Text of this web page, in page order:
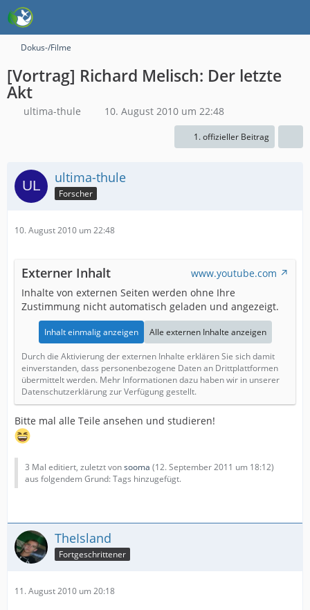
Dokus-/Filme
[Vortrag] Richard Melisch: Der letzte
Akt
ultima-thule 10. August 2010 um 22:48
1. offizieller Beitrag
ultima-thule
Forscher
10. August 2010 um 22:48
Externer Inhalt
www.youtube.com
Inhalte von externen Seiten werden ohne Ihre
Zustimmung nicht automatisch geladen und angezeigt.
Inhalt einmalig anzeigen Alle externen Inhalte anzeigen
Durch die Aktivierung der externen Inhalte erklären Sie sich damit
einverstanden, dass personenbezogene Daten an Drittplattformen
übermittelt werden. Mehr Informationen dazu haben wir in unserer
Datenschutzerklärung zur Verfügung gestellt.
Bitte mal alle Teile ansehen und studieren!
3 Mal editiert, zuletzt vonsooma (12. September 2011 um 18:12)
aus folgendem Grund: Tags hinzugefügt.
TheIsland
Fortgeschrittener
11. August 2010 um 20:18